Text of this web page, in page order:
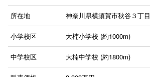
所在地 神奈川県横須賀市秋谷３丁目
小学校区 大楠小学校 (約1000m)
中学校区 大楠中学校 (約1800m)